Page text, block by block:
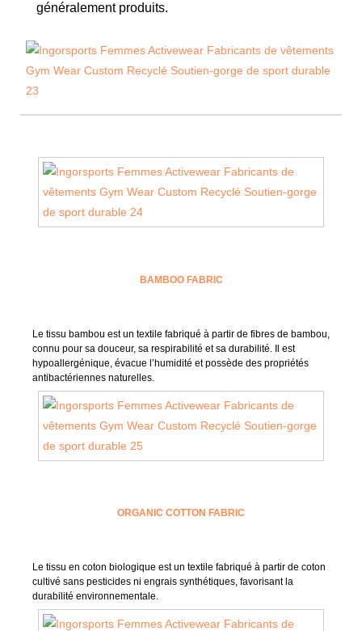
généralement produits.
BAMBOO FABRIC
Le tissu bambou est un textile fabriqué à partir de fibres de bambou,
connu pour sa douceur, sa respirabilité et sa durabilité. Il est
hypoallergénique, évacue l’humidité et possède des propriétés
antibactériennes naturelles.
ORGANIC COTTON FABRIC
Le tissu en coton biologique est un textile fabriqué à partir de coton
cultivé sans pesticides ni engrais synthétiques, favorisant la
durabilité environnementale.